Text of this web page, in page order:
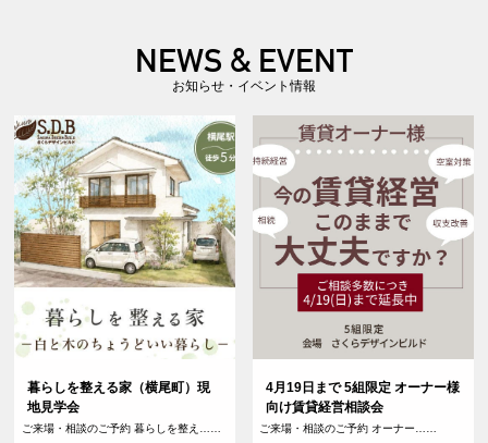
NEWS & EVENT
お知らせ・イベント情報
暮らしを整える家（横尾町）現
地見学会
ご来場・相談のご予約 暮らしを整え……
4月19日まで 5組限定 オーナー様
向け賃貸経営相談会
ご来場・相談のご予約 オーナー……